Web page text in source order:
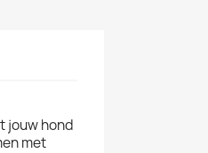
jouw hond
met